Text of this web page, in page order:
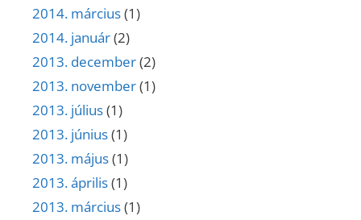
2014. március(1)
2014. január(2)
2013. december(2)
2013. november(1)
2013. július(1)
2013. június(1)
2013. május(1)
2013. április(1)
2013. március(1)